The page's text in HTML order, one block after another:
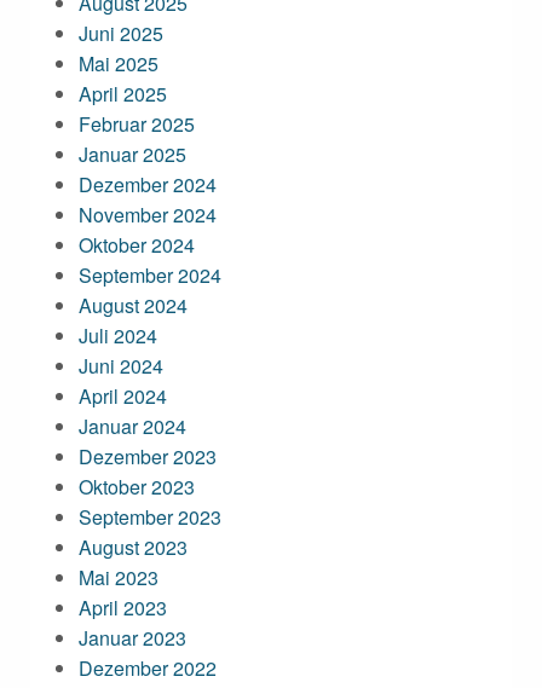
Juni 2025
Mai 2025
April 2025
Februar 2025
Januar 2025
Dezember 2024
November 2024
Oktober 2024
September 2024
August 2024
Juli 2024
Juni 2024
April 2024
Januar 2024
Dezember 2023
Oktober 2023
September 2023
August 2023
Mai 2023
April 2023
Januar 2023
Dezember 2022